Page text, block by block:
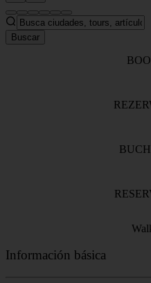
Buscar
Información básica